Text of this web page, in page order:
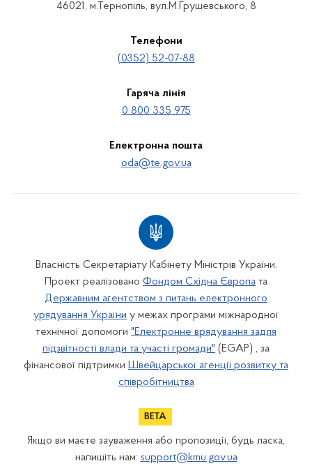
46021, м.Тернопіль, вул.М.Грушевського, 8
Телефони
(0352) 52-07-88
Гаряча лінія
0 800 335 975
Електронна пошта
oda@te.gov.ua
Власність Секретаріату Кабінету Міністрів України.
Проект реалізовано Фондом Східна Європа та
Державним агентством з питань електронного
урядування України у межах програми міжнародної
технічної допомоги "Електронне врядування задля
підзвітності влади та участі громади" (EGAP) , за
фінансової підтримки Швейцарської агенції розвитку та
співробітництва
Якщо ви маєте зауваження або пропозиції, будь ласка,
напишіть нам: support@kmu.gov.ua